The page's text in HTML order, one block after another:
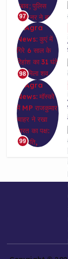
97
98
99